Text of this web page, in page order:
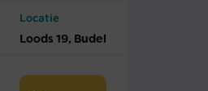
Locatie
Loods 19, Budel